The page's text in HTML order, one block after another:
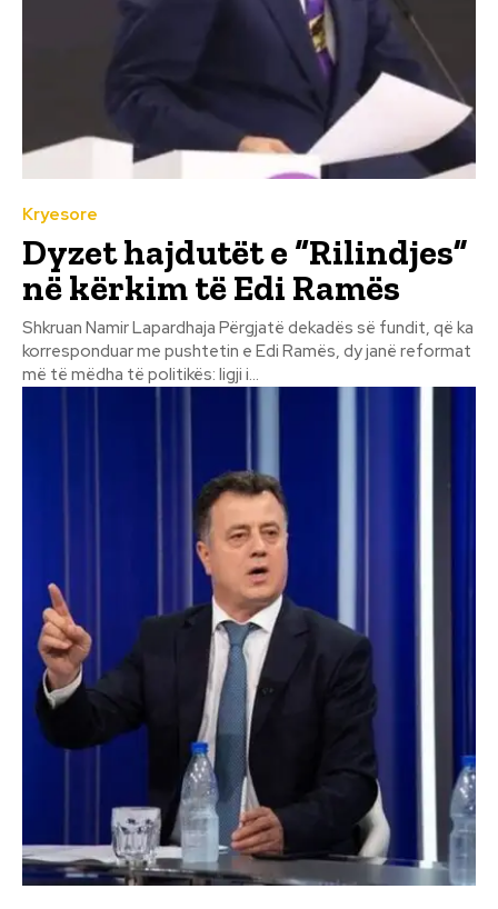
Kryesore
Dyzet hajdutët e “Rilindjes”
në kërkim të Edi Ramës
Shkruan Namir Lapardhaja Përgjatë dekadës së fundit, që ka
korresponduar me pushtetin e Edi Ramës, dy janë reformat
më të mëdha të politikës: ligji i...